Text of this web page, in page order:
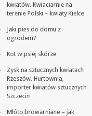
kwiatów. Kwiaciarnie na
terenie Polski – kwiaty Kielce
Jaki pies do domu z
ogrodem?
Kot w psiej skórze
Zysk na sztucznych kwiatach
Rzeszów. Hurtownia,
importer kwiatów sztucznych
Szczecin
Młóto browarniane – jak